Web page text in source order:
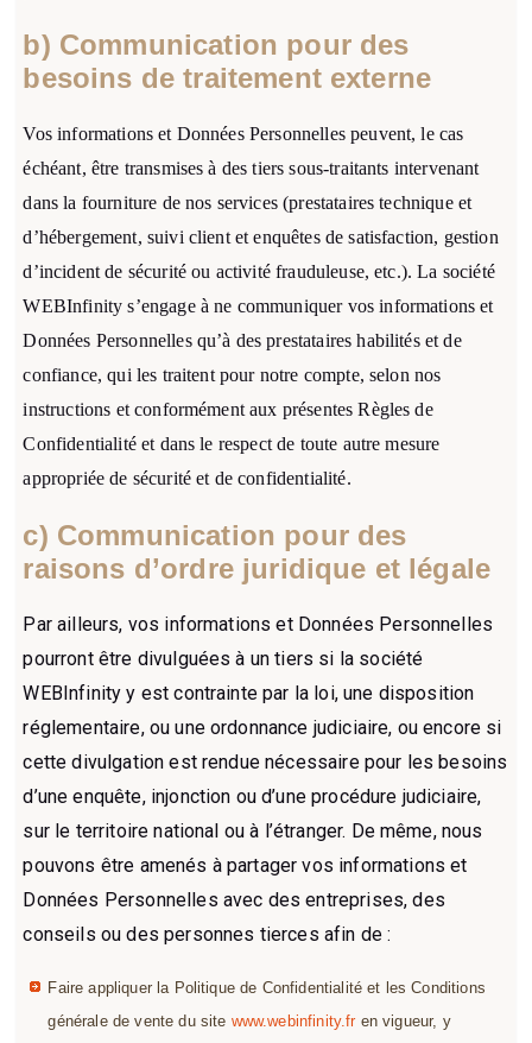
b) Communication pour des
besoins de traitement externe
Vos informations et Données Personnelles peuvent, le cas
échéant, être transmises à des tiers sous-traitants intervenant
dans la fourniture de nos services (prestataires technique et
d’hébergement, suivi client et enquêtes de satisfaction, gestion
d’incident de sécurité ou activité frauduleuse, etc.). La société
WEBInfinity s’engage à ne communiquer vos informations et
Données Personnelles qu’à des prestataires habilités et de
confiance, qui les traitent pour notre compte, selon nos
instructions et conformément aux présentes Règles de
Confidentialité et dans le respect de toute autre mesure
appropriée de sécurité et de confidentialité.
c) Communication pour des
raisons d’ordre juridique et légale
Par ailleurs, vos informations et Données Personnelles
pourront être divulguées à un tiers si la société
WEBInfinity y est contrainte par la loi, une disposition
réglementaire, ou une ordonnance judiciaire, ou encore si
cette divulgation est rendue nécessaire pour les besoins
d’une enquête, injonction ou d’une procédure judiciaire,
sur le territoire national ou à l’étranger. De même, nous
pouvons être amenés à partager vos informations et
Données Personnelles avec des entreprises, des
conseils ou des personnes tierces afin de :
Faire appliquer la Politique de Confidentialité et les Conditions
générale de vente du site www.webinfinity.fr en vigueur, y